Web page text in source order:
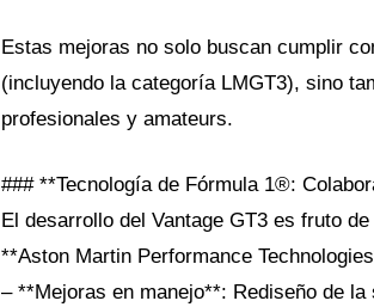
Estas mejoras no solo buscan cumplir
(incluyendo la categoría LMGT3), sino
profesionales y amateurs.
### **Tecnología de Fórmula 1®:
El desarrollo del Vantage GT3 es fruto
**Aston Martin Performance
– **Mejoras en manejo**: Rediseño de